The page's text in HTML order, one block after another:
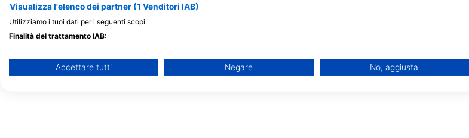
Visualizza l'elenco dei partner (1 Venditori IAB)
Utilizziamo i tuoi dati per i seguenti scopi:
Finalità del trattamento IAB:
Utilizzare dati limitati per la selezione della pubblicità
Accettare tutti Negare No, aggiusta